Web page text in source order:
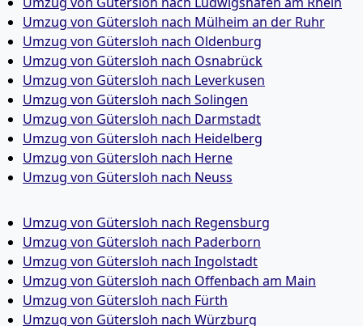
Umzug von Gütersloh nach Mülheim an der Ruhr
Umzug von Gütersloh nach Oldenburg
Umzug von Gütersloh nach Osnabrück
Umzug von Gütersloh nach Leverkusen
Umzug von Gütersloh nach Solingen
Umzug von Gütersloh nach Darmstadt
Umzug von Gütersloh nach Heidelberg
Umzug von Gütersloh nach Herne
Umzug von Gütersloh nach Neuss
Umzug von Gütersloh nach Regensburg
Umzug von Gütersloh nach Paderborn
Umzug von Gütersloh nach Ingolstadt
Umzug von Gütersloh nach Offenbach am Main
Umzug von Gütersloh nach Fürth
Umzug von Gütersloh nach Würzburg